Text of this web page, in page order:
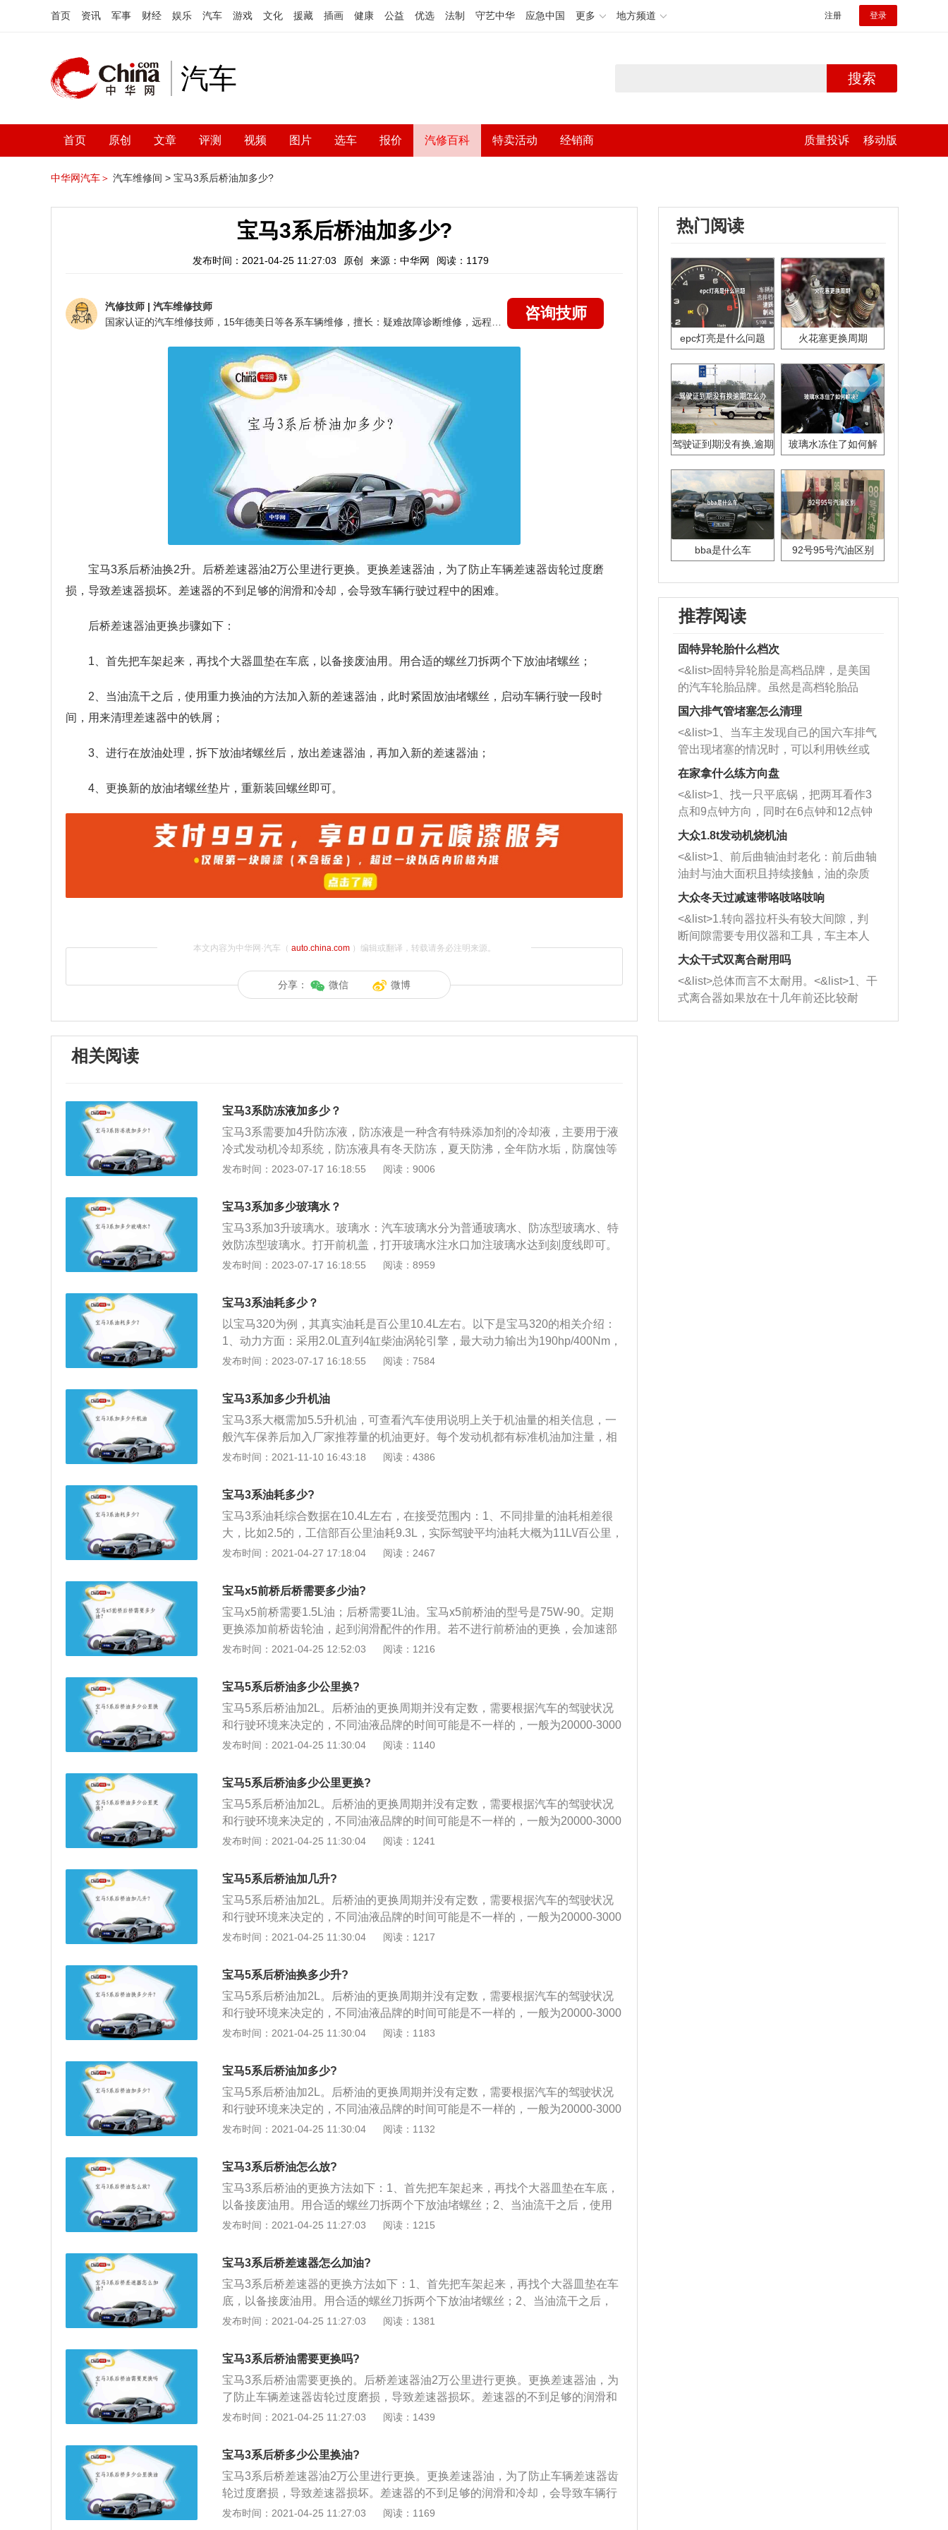
首页 资讯 军事 财经 娱乐 汽车 游戏 文化 援藏 插画 健康 公益 优选 法制 守艺中华 应急中国 更多 地方频道 注册 登录
汽车 搜索
首页 原创 文章 评测 视频 图片 选车 报价 汽修百科 特卖活动 经销商 质量投诉 移动版
中华网汽车＞ 汽车维修间 > 宝马3系后桥油加多少?
宝马3系后桥油加多少?
发布时间：2021-04-25 11:27:03 原创 来源：中华网 阅读：1179
汽修技师 | 汽车维修技师
咨询技师
宝马3系后桥油换2升。后桥差速器油2万公里进行更换。更换差速器油，为了防止车辆差速器齿轮过度磨
损，导致差速器损坏。差速器的不到足够的润滑和冷却，会导致车辆行驶过程中的困难。
后桥差速器油更换步骤如下：
1、首先把车架起来，再找个大器皿垫在车底，以备接废油用。用合适的螺丝刀拆两个下放油堵螺丝；
2、当油流干之后，使用重力换油的方法加入新的差速器油，此时紧固放油堵螺丝，启动车辆行驶一段时
间，用来清理差速器中的铁屑；
3、进行在放油处理，拆下放油堵螺丝后，放出差速器油，再加入新的差速器油；
4、更换新的放油堵螺丝垫片，重新装回螺丝即可。
本文内容为中华网·汽车（ auto.china.com）编辑或翻译，转载请务必注明来源。
分享： 微信 微博
相关阅读
宝马3系防冻液加多少？
宝马3系需要加4升防冻液，防冻液是一种含有特殊添加剂的冷却液，主要用于液
冷式发动机冷却系统，防冻液具有冬天防冻，夏天防沸，全年防水垢，防腐蚀等
优良性能。防冻液如何更换：在彻底更换防冻液之前，要先做个全面检查，看看
在流经五通管后，被分配到汽车不同的部分发挥作用。如果这个部分有泄漏防冻
液的现象，就应该根据情况更换水管或重新固定接口。将旧的防冻液放出，之后
用清水清洗液体通道。将清水加入防冻液补充罐，随后往罐里注入清水，使清水
连续不断地流经发动机冷却系统，随后着车怠速3至5分钟，让水循环起来。开始
从水罐里流出的水有点淡淡的粉红色，继续注入清水，直至流出来的水是干净
将新的防冻液由水箱（散热器）的水管加入，随后将另一桶防冻液加入防冻液
罐，加到防冻液罐快满了为止，打着车10分钟左右，这时冷却系统由于排除了部
分空气，液面有所下降，再把防冻液加进去，加注储液罐的最高标记“MAXT”为
发布时间：2023-07-17 16:18:55 阅读：9006
宝马3系加多少玻璃水？
宝马3系加3升玻璃水。玻璃水：汽车玻璃水分为普通玻璃水、防冻型玻璃水、特
效防冻型玻璃水。打开前机盖，打开玻璃水注水口加注玻璃水达到刻度线即可。
性能介绍：由多种表面活性剂及添加剂复配而成，表面活性剂具有润湿、渗透、
整：夏季沙尘多，稍多加洗洁精的配量，切记不能用量过多，因为多会造成玻璃
洗不干净。冬季气温较为寒冷，适当添加酒精，以此降低溶液冰点。一般百分之
40-50的酒精，百分之50-60的水，冰点能够达到-25摄氏度，满足大多数地区的
使用需求。
发布时间：2023-07-17 16:18:55 阅读：8959
宝马3系油耗多少？
以宝马320为例，其真实油耗是百公里10.4L左右。以下是宝马320的相关介绍：
1、动力方面：采用2.0L直列4缸柴油涡轮引擎，最大动力输出为190hp/400Nm，
提供有6速手排变速箱，可在7.1秒内完成0-100km/h加速冲刺。2、尺寸和轮胎：
18。3、发动机方面：20发动机型号为b48b20d，最大马力为252匹，最大扭矩分
别为270牛米和350牛米。
发布时间：2023-07-17 16:18:55 阅读：7584
宝马3系加多少升机油
宝马3系大概需加5.5升机油，可查看汽车使用说明上关于机油量的相关信息，一
般汽车保养后加入厂家推荐量的机油更好。每个发动机都有标准机油加注量，相
关数据是厂家经过精密计算和试验得出的，按厂家推荐的加注量添加即可。发动
量是多少，加入的机油量达到机油标尺中位以上就可以了。宝马3系车身重1465
千克，配备直列4缸汽油发动机，轴距2920mm，百公里油耗8.0L，最高车速为21
8-250km/h，售价为29.6-41万元。选择机油需要注意的点：1.根据发动机的要求
选择机油，要求低的发动机不必选高级机油。2.可尽量选择多极油，这种油节
省、寿命长、可保护发动机。3.一些国产名牌机油质量可靠，不必只追求国外生
发布时间：2021-11-10 16:43:18 阅读：4386
宝马3系油耗多少?
宝马3系油耗综合数据在10.4L左右，在接受范围内：1、不同排量的油耗相差很
大，比如2.5的，工信部百公里油耗9.3L，实际驾驶平均油耗大概为11L\/百公里，
油耗不算低；2、实际综合油耗与载重、路况、驾驶习惯、天气、风速、胎压等
挡踩油门要松脚，很多驾驶自动挡车的车主都习惯在加油的时候紧踩油门，因为
不松油门，导致车辆电脑以为车主是需要超车或急加速，这时车辆往往不会自动
升挡，而保持在低速挡，油耗自然增加。
发布时间：2021-04-27 17:18:04 阅读：2467
宝马x5前桥后桥需要多少油?
宝马x5前桥需要1.5L油；后桥需要1L油。宝马x5前桥油的型号是75W-90。定期
更换添加前桥齿轮油，起到润滑配件的作用。若不进行前桥油的更换，会加速部
件的磨损，导致行驶过程中伴随异响。前桥差速器油的更换方法如下：1、启动
油；2、等到旧油放完，打开油底壳，更换波箱滤网；装好油底壳，扭上放油螺
塞；3、加入变速箱油；启动汽车，进行各个挡位的换挡；4、检查自动变速箱液
位是否正常，适当调整。
发布时间：2021-04-25 12:52:03 阅读：1216
宝马5系后桥油多少公里换?
宝马5系后桥油加2L。后桥油的更换周期并没有定数，需要根据汽车的驾驶状况
和行驶环境来决定的，不同油液品牌的时间可能是不一样的，一般为20000-3000
0km左右更换一次。后桥油的更换方法：1、首先，为了可以让汽车保持在正常的
它的轴盖给拆除下来，再慢慢抽动用塑胶小齿轮；3、随之，拆除变速箱齿轮油
放油塞，并将里面的旧后桥油放干净；4、这时候，就可以在里程表轴线孔处，
直接加注新的后桥油。但在加注的时候，一定要注意油液的刻度线，千万不要超
过最高刻度线，否则油液很容易就会溢出来；5、最后按照拆卸的相反顺序，安
装好相应的部件就可以了。
发布时间：2021-04-25 11:30:04 阅读：1140
宝马5系后桥油多少公里更换?
宝马5系后桥油加2L。后桥油的更换周期并没有定数，需要根据汽车的驾驶状况
和行驶环境来决定的，不同油液品牌的时间可能是不一样的，一般为20000-3000
0km左右更换一次。后桥油的更换方法：1、首先，为了可以让汽车保持在正常的
它的轴盖给拆除下来，再慢慢抽动用塑胶小齿轮；3、随之，拆除变速箱齿轮油
放油塞，并将里面的旧后桥油放干净；4、这时候，就可以在里程表轴线孔处，
直接加注新的后桥油。但在加注的时候，一定要注意油液的刻度线，千万不要超
过最高刻度线，否则油液很容易就会溢出来；5、最后按照拆卸的相反顺序，安
装好相应的部件就可以了。
发布时间：2021-04-25 11:30:04 阅读：1241
宝马5系后桥油加几升?
宝马5系后桥油加2L。后桥油的更换周期并没有定数，需要根据汽车的驾驶状况
和行驶环境来决定的，不同油液品牌的时间可能是不一样的，一般为20000-3000
0km左右更换一次。后桥油的更换方法：1、首先，为了可以让汽车保持在正常的
它的轴盖给拆除下来，再慢慢抽动用塑胶小齿轮；3、随之，拆除变速箱齿轮油
放油塞，并将里面的旧后桥油放干净；4、这时候，就可以在里程表轴线孔处，
直接加注新的后桥油。但在加注的时候，一定要注意油液的刻度线，千万不要超
过最高刻度线，否则油液很容易就会溢出来；5、最后按照拆卸的相反顺序，安
装好相应的部件就可以了。
发布时间：2021-04-25 11:30:04 阅读：1217
宝马5系后桥油换多少升?
宝马5系后桥油加2L。后桥油的更换周期并没有定数，需要根据汽车的驾驶状况
和行驶环境来决定的，不同油液品牌的时间可能是不一样的，一般为20000-3000
0km左右更换一次。后桥油的更换方法：1、首先，为了可以让汽车保持在正常的
它的轴盖给拆除下来，再慢慢抽动用塑胶小齿轮；3、随之，拆除变速箱齿轮油
放油塞，并将里面的旧后桥油放干净；4、这时候，就可以在里程表轴线孔处，
直接加注新的后桥油。但在加注的时候，一定要注意油液的刻度线，千万不要超
过最高刻度线，否则油液很容易就会溢出来；5、最后按照拆卸的相反顺序，安
装好相应的部件就可以了。
发布时间：2021-04-25 11:30:04 阅读：1183
宝马5系后桥油加多少?
宝马5系后桥油加2L。后桥油的更换周期并没有定数，需要根据汽车的驾驶状况
和行驶环境来决定的，不同油液品牌的时间可能是不一样的，一般为20000-3000
0km左右更换一次。后桥油的更换方法：1、首先，为了可以让汽车保持在正常的
它的轴盖给拆除下来，再慢慢抽动用塑胶小齿轮；3、随之，拆除变速箱齿轮油
放油塞，并将里面的旧后桥油放干净；4、这时候，就可以在里程表轴线孔处，
直接加注新的后桥油。但在加注的时候，一定要注意油液的刻度线，千万不要超
过最高刻度线，否则油液很容易就会溢出来；5、最后按照拆卸的相反顺序，安
装好相应的部件就可以了。
发布时间：2021-04-25 11:30:04 阅读：1132
宝马3系后桥油怎么放?
宝马3系后桥油的更换方法如下：1、首先把车架起来，再找个大器皿垫在车底，
以备接废油用。用合适的螺丝刀拆两个下放油堵螺丝；2、当油流干之后，使用
重力换油的方法加入新的差速器油，此时紧固放油堵螺丝，启动车辆行驶一段时
差速器油，再加入新的差速器油；4、更换新的放油堵螺丝垫片，重新装回螺丝
发布时间：2021-04-25 11:27:03 阅读：1215
宝马3系后桥差速器怎么加油?
宝马3系后桥差速器的更换方法如下：1、首先把车架起来，再找个大器皿垫在车
底，以备接废油用。用合适的螺丝刀拆两个下放油堵螺丝；2、当油流干之后，
使用重力换油的方法加入新的差速器油，此时紧固放油堵螺丝，启动车辆行驶一
放出差速器油，再加入新的差速器油；4、更换新的放油堵螺丝垫片，重新装回
螺丝即可。
发布时间：2021-04-25 11:27:03 阅读：1381
宝马3系后桥油需要更换吗?
宝马3系后桥油需要更换的。后桥差速器油2万公里进行更换。更换差速器油，为
了防止车辆差速器齿轮过度磨损，导致差速器损坏。差速器的不到足够的润滑和
冷却，会导致车辆行驶过程中的困难。后桥差速器油更换步骤如下：1、首先把
油堵螺丝；2、当油流干之后，使用重力换油的方法加入新的差速器油，此时紧
固放油堵螺丝，启动车辆行驶一段时间，用来清理差速器中的铁屑；3、进行在
放油处理，拆下放油堵螺丝后，放出差速器油，再加入新的差速器油；4、更换
新的放油堵螺丝垫片，重新装回螺丝即可。
发布时间：2021-04-25 11:27:03 阅读：1439
宝马3系后桥多少公里换油?
宝马3系后桥差速器油2万公里进行更换。更换差速器油，为了防止车辆差速器齿
轮过度磨损，导致差速器损坏。差速器的不到足够的润滑和冷却，会导致车辆行
驶过程中的困难。后桥差速器油更换步骤如下：1、首先把车架起来，再找个大
发布时间：2021-04-25 11:27:03 阅读：1169
热门阅读
epc灯亮是什么问题 火花塞更换周期
驾驶证到期没有换,逾期
玻璃水冻住了如何解
bba是什么车 92号95号汽油区别
推荐阅读
固特异轮胎什么档次
<&list>固特异轮胎是高档品牌，是美国
的汽车轮胎品牌。虽然是高档轮胎品
牌，但是中高低端的轮胎都有生产，这
也是为了更好的开拓市场。
国六排气管堵塞怎么清理
<&list>1、当车主发现自己的国六车排气
管出现堵塞的情况时，可以利用铁丝或
者是细棍，直接将杂物给取出来，如果
堵塞情况比较严重，也可以采取应急措
施。 <&list>2、直接利用木棍将所有的
杂物推到排气管里面的位置处，然后将
三元催化器拆解开，就可以将堵塞的东
西取出来。但如果是因为积碳过多引起
的堵塞，就需要将三元催化器泡在草酸
洗剂对堵塞的情况得到解决，将清洗剂
放在燃油箱中，与燃油混合后，车辆启
动时，就可以和汽油一起进入到燃烧
室，最后形成废气排出，就可以让三元
催化器得到清洗，排气管堵塞的情况就
能够得到解决。
在家拿什么练方向盘
<&list>1、找一只平底锅，把两耳看作3
点和9点钟方向，同时在6点钟和12点钟
方向做一个标记。 <&list>2、双手握住
一圈半的练习，往右同样也要打相同的
圈数。 <&list>3、最后强调要反复练
习，这样就可以形成肌肉记忆，在真实
驾驶车辆时，不需要记忆也能打好方
向。
大众1.8t发动机烧机油
<&list>1、前后曲轴油封老化：前后曲轴
油封与油大面积且持续接触，油的杂质
和发动机内持续温度变化使其密封效果
逐渐减弱，导致渗油或漏油。<&list>2、
活塞间隙过大：积碳会使活塞环与缸体
的间隙扩大，导致机油流入燃烧室中，
造成烧机油。<&list>3、机油粘度。使用
机油粘度过小的话，同样会有烧机油现
象，机油粘度过小具有很好的流动性，
大众冬天过减速带咯吱咯吱响
<&list>1.转向器拉杆头有较大间隙，判
断间隙需要专用仪器和工具，车主本人
无法制作，需要将车辆送到修理厂或4s
店；<&list>2.车辆半轴套管防尘罩破
裂，破裂后会出现漏油现象，使半轴磨
损严重，磨损的半轴容易损坏，产生异
响；<&list>3.稳定器的转向胶套和球头
大众干式双离合耐用吗
<&list>总体而言不太耐用。<&list>1、干
式离合器如果放在十几年前还比较耐